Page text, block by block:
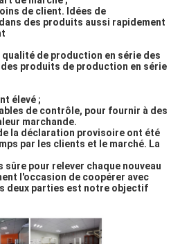
de client. Idées de
des produits aussi rapidement
de production en série des
produits de production en série
élevé ;
de contrôle, pour fournir à des
marchande.
la déclaration provisoire ont été
par les clients et le marché. La
pour relever chaque nouveau
l'occasion de coopérer avec
deux parties est notre objectif